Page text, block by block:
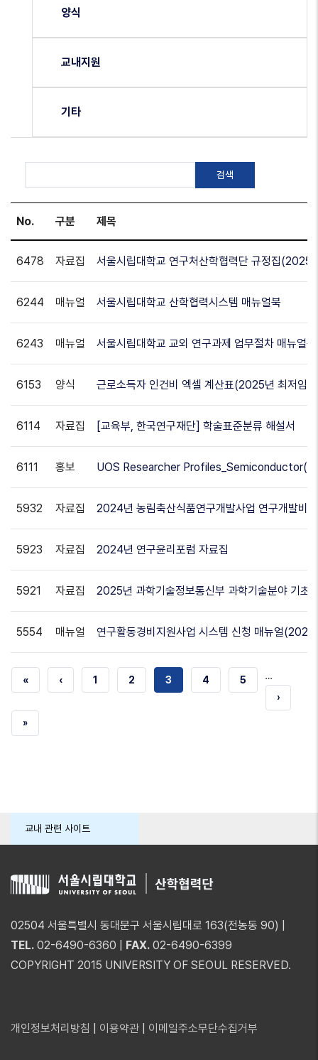
양식
교내지원
기타
No. 구분 제목
6478 자료집 서울시립대학교 연구처산학협력단 규정집
6244 매뉴얼 서울시립대학교 산학협력시스템 매뉴얼북
6243 매뉴얼 서울시립대학교 교외 연구과제 업무절차 매뉴얼북
6153 양식 근로소득자 인건비 엑셀 계산표(2025년 최저임
6114 자료집 [교육부, 한국연구재단] 학술표준분류 해설서
6111 홍보 UOS Researcher Profiles_Semiconductor(반
5932 자료집 2024년 농림축산식품연구개발사업 연구개발비
5923 자료집 2024년 연구윤리포럼 자료집
5921 자료집 2025년 과학기술정보통신부 과학기술분야 기초
5554 매뉴얼 연구활동경비지원사업 시스템 신청 매뉴얼
첫
페이지
« 이전
‹ 쪽
1 쪽
2 현재
3 쪽
4 쪽
5 …
다음
›
마지막
»
교내 관련 사이트
02504 서울특별시 동대문구 서울시립대로 163(전농동 90) |
TEL. 02-6490-6360 | FAX. 02-6490-6399
COPYRIGHT 2015 UNIVERSITY OF SEOUL RESERVED.
개인정보처리방침 이용약관 이메일주소무단수집거부